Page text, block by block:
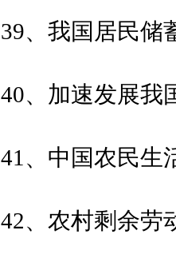
39、我国居民储
40、加速发展我
41、中国农民生
42、农村剩余劳